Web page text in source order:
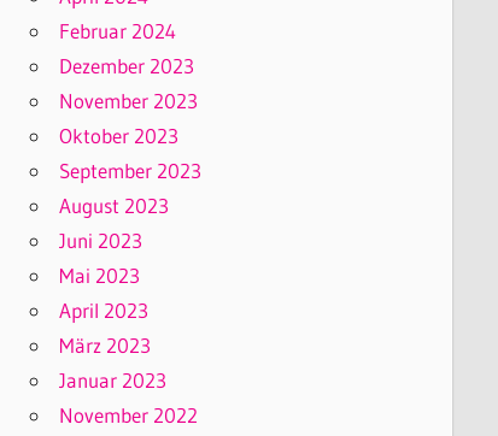
Februar 2024
Dezember 2023
November 2023
Oktober 2023
September 2023
August 2023
Juni 2023
Mai 2023
April 2023
März 2023
Januar 2023
November 2022